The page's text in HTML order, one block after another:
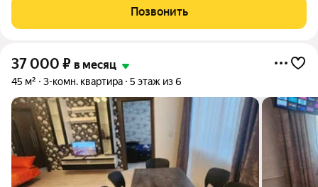
оплачиваются отдельно. По условиям проживания: можно с
детьми, можно с питомцами. Из
Позвонить
37 000 ₽ в месяц
45 м² 3-комн. квартира 5 этаж из 6